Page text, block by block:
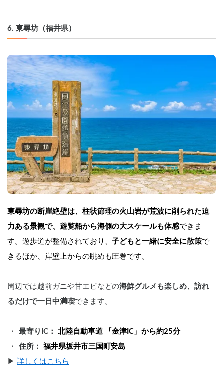
6. 東尋坊（福井県）
東尋坊の断崖絶壁は、柱状節理の火山岩が荒波に削られた迫
力ある景観で、遊覧船から海側の大スケールも体感できま
す。遊歩道が整備されており、 子どもと一緒に安全に散策で
きるほか、岸壁上からの眺めも圧巻です。
周辺では越前ガニや甘エビなどの海鮮グルメも楽しめ、訪れ
るだけで一日中満喫できます。
最寄りIC： 北陸自動車道 「金津IC」から約25分
住所： 福井県坂井市三国町安島
▶︎ 詳しくはこちら